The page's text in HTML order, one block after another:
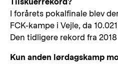
I forårets pokalfinale blev
FCK-kampe i Vejle, da
Den tidligere rekord fra 2018
Kun anden lørdagskamp